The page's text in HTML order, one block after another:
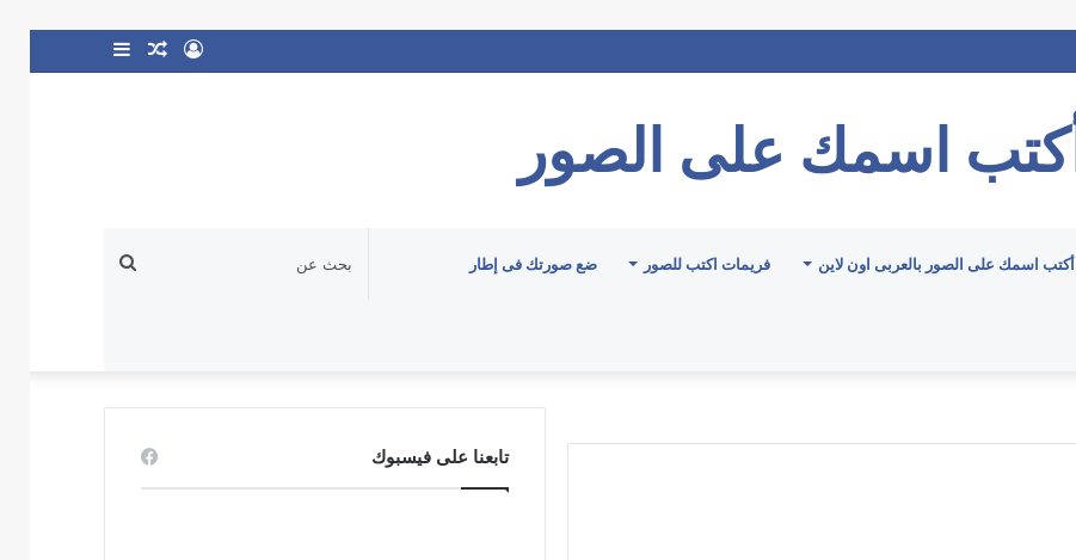
إضافةمقالتسجيل
أكتب اسمك على الصور
أكتب اسمك على الصور بالعربى اون لاين فريمات اكتب للصور ضع صورتك فى إطار بحث
تابعنا على فيسبوك